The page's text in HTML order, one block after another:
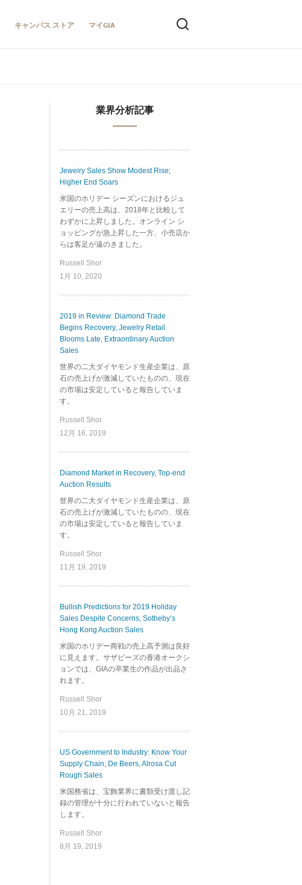
キャンパス ストア マイGIA
業界分析記事
Jewelry Sales Show Modest Rise;
Higher End Soars
米国のホリデー シーズンにおけるジュ
エリーの売上高は、2018年と比較して
わずかに上昇しました。オンライン シ
ョッピングが急上昇した一方、小売店か
らは客足が遠のきました。
Russell Shor
1月 10, 2020
2019 in Review: Diamond Trade
Begins Recovery, Jewelry Retail
Blooms Late, Extraordinary Auction
Sales
世界の二大ダイヤモンド生産企業は、原
石の売上げが激減していたものの、現在
の市場は安定していると報告していま
す。
Russell Shor
12月 16, 2019
Diamond Market in Recovery, Top-end
Auction Results
世界の二大ダイヤモンド生産企業は、原
石の売上げが激減していたものの、現在
の市場は安定していると報告していま
す。
Russell Shor
11月 19, 2019
Bullish Predictions for 2019 Holiday
Sales Despite Concerns, Sotheby’s
Hong Kong Auction Sales
米国のホリデー商戦の売上高予測は良好
に見えます。サザビーズの香港オークシ
ョンでは、GIAの卒業生の作品が出品さ
れます。
Russell Shor
10月 21, 2019
US Government to Industry: Know Your
Supply Chain; De Beers, Alrosa Cut
Rough Sales
米国務省は、宝飾業界に書類受け渡し記
録の管理が十分に行われていないと報告
します。
Russell Shor
8月 19, 2019